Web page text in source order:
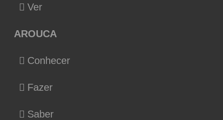
Ver
AROUCA
Conhecer
Fazer
Saber